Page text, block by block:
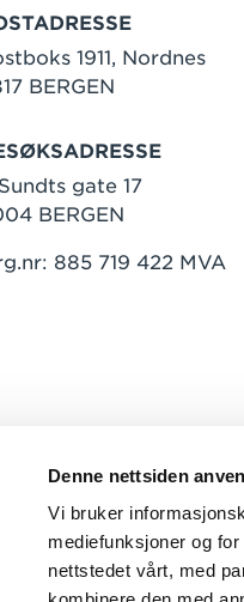
Denne nettsiden
Vi bruker
mediefunksjoner og
nettstedet vårt, med
1911, Nordnes
BERGEN
gate 17
BERGEN
885 719 422 MVA